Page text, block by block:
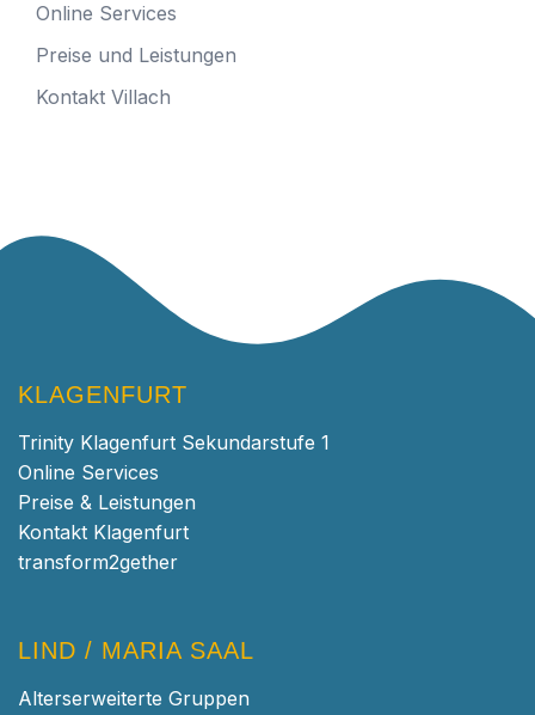
Online Services
Preise und Leistungen
Kontakt Villach
KLAGENFURT
Trinity Klagenfurt Sekundarstufe 1
Online Services
Preise & Leistungen
Kontakt Klagenfurt
transform2gether
LIND / MARIA SAAL
Alterserweiterte Gruppen